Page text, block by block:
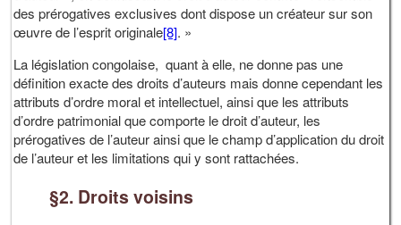
des prérogatives exclusives dont dispose un créateur sur son
œuvre de l’esprit originale[8]. »
La législation congolaise, quant à elle, ne donne pas une
définition exacte des droits d’auteurs mais donne cependant les
attributs d’ordre moral et intellectuel, ainsi que les attributs
d’ordre patrimonial que comporte le droit d’auteur, les
prérogatives de l’auteur ainsi que le champ d’application du droit
de l’auteur et les limitations qui y sont rattachées.
§2. Droits voisins